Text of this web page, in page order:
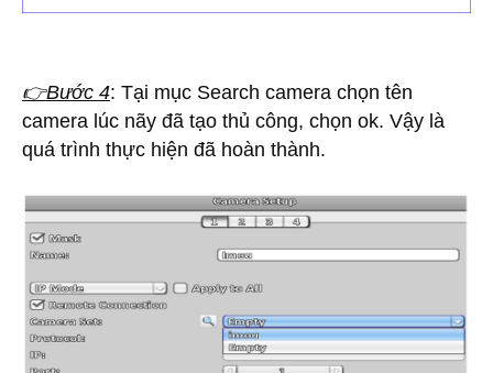
👉Bước 4: Tại mục Search camera chọn tên
camera lúc nãy đã tạo thủ công, chọn ok. Vậy là
quá trình thực hiện đã hoàn thành.